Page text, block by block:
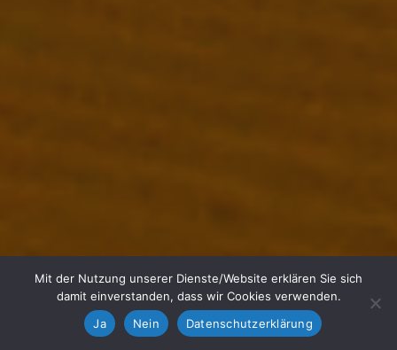
Mit der Nutzung unserer Dienste/Website erklären Sie sich
damit einverstanden, dass wir Cookies verwenden.
Ja
Nein Datenschutzerklärung